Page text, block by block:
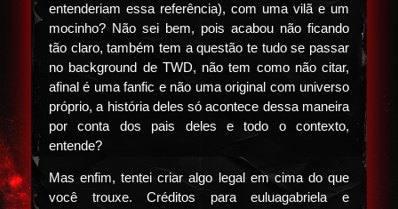
entenderiam essa referência), com uma vilã e um
mocinho? Não sei bem, pois acabou não ficando
tão claro, também tem a questão te tudo se passar
no background de TWD, não tem como não citar,
afinal é uma fanfic e não uma original com universo
próprio, a história deles só acontece dessa maneira
por conta dos pais deles e todo o contexto,
entende?
Mas enfim, tentei criar algo legal em cima do que
você trouxe. Créditos para euluagabriela e